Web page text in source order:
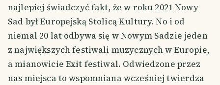
najlepiej świadczyć fakt, że w roku 2021 Nowy
Sad był Europejską Stolicą Kultury. No i od
niemal 20 lat odbywa się w Nowym Sadzie jeden
z największych festiwali muzycznych w Europie,
a mianowicie Exit festiwal. Odwiedzone przez
nas miejsca to wspomniana wcześniej twierdza